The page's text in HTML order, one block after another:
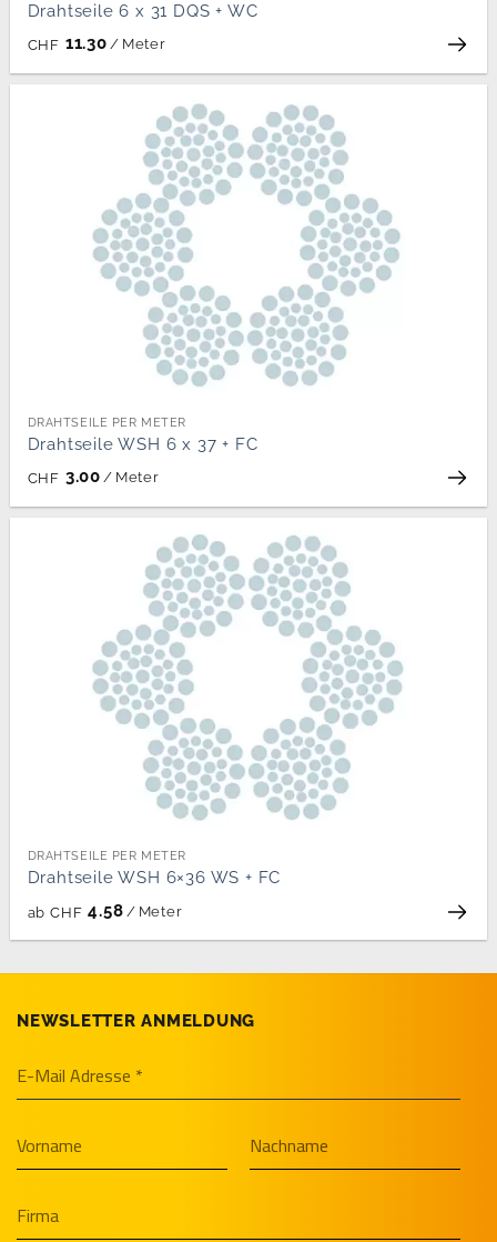
Drahtseile 6 x 31 DQS + WC
CHF 11.30 / Meter
DRAHTSEILE PER METER
Drahtseile WSH 6 x 37 + FC
CHF 3.00 / Meter
DRAHTSEILE PER METER
Drahtseile WSH 6×36 WS + FC
ab CHF 4.58 / Meter
NEWSLETTER ANMELDUNG